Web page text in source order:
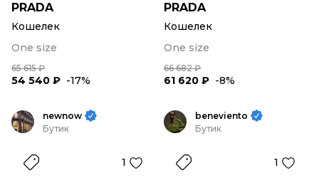
PRADA
Кошелек
One size
65 615 ₽
54 540 ₽ -17%
PRADA
Кошелек
One size
66 682 ₽
61 620 ₽ -8%
newnow
Бутик
1
beneviento
Бутик
1